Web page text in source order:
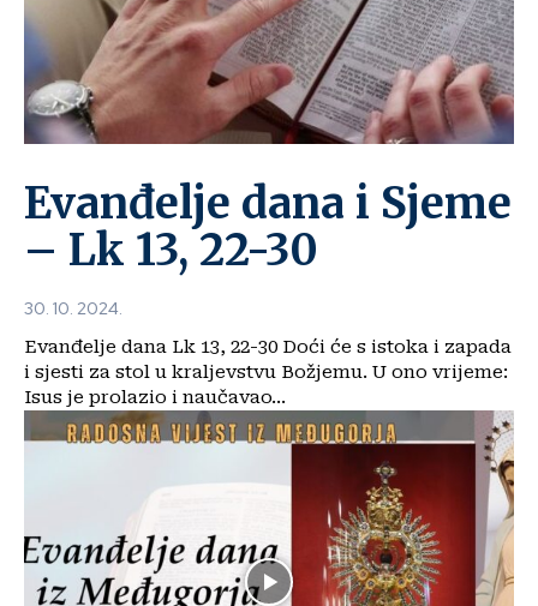
Evanđelje dana i Sjeme
– Lk 13, 22-30
30. 10. 2024.
Evanđelje dana Lk 13, 22-30 Doći će s istoka i zapada
i sjesti za stol u kraljevstvu Božjemu. U ono vrijeme:
Isus je prolazio i naučavao...